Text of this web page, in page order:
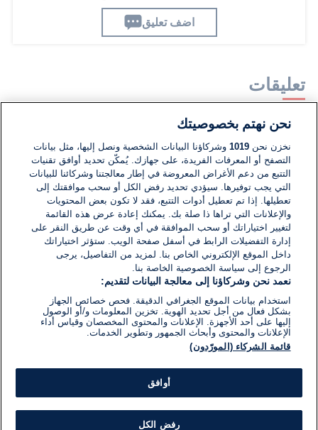
اضف تعليق
تعليقات
لا توجد تعليقات مكتوبة حتى الآن. كن الأول!
اكتب تعليقًا جديدًا ...
نحن نهتم بخصوصيتك
نخزن نحن1019 وشركاؤنا البيانات الشخصية ونصل إليها، مثل بيانات
التصفح أو المعرفات الفريدة، على جهازك. يُمكّن تحديد أوافق تقنيات
التتبع من دعم الأغراض المعروضة في إطار معالجتنا وشركائنا للبيانات
التي يجب توفيرها. سيؤدي تحديد رفض الكل أو سحب موافقتك إلى
تعطيلها. إذا تم تعطيل أدوات التتبع، فقد لا تكون بعض المحتويات
والإعلانات التي تراها ذا صلة بك. يمكنك إعادة عرض هذه القائمة
لتغيير اختياراتك أو سحب الموافقة في أي وقت عن طريق النقر على
إدارة التفضيلات الرابط في أسفل صفحة الويب. ستؤثر اختياراتك
داخل الموقع الإلكتروني الخاص بنا. لمزيد من التفاصيل، يرجى
الرجوع إلى سياسة الخصوصية الخاصة بنا.
نعمد نحن وشركاؤنا إلى معالجة البيانات لتقديم:
استخدام بيانات الموقع الجغرافي الدقيقة. فحص خصائص الجهاز
بشكل فعال من أجل تحديد الهوية. تخزين المعلومات و/أو الوصول
إليها على أحد الأجهزة. الإعلانات والمحتوى المخصصان وقياس أداء
الإعلانات والمحتوى وأبحاث الجمهور وتطوير الخدمات.
قائمة الشركاء (المورّدون)
أوافق
رفض الكل